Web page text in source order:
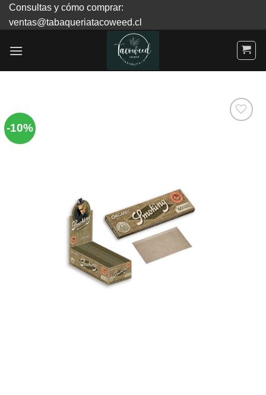
SkipConsultas y cómo comprar:
ventas@tabaqueriatacoweed.cl
-10%